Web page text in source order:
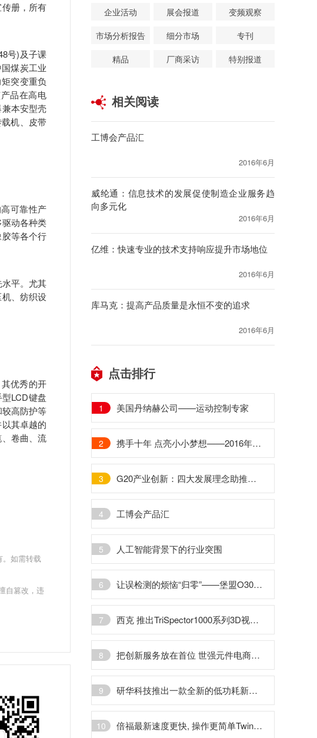
册，所有
号)及子课
煤炭工业
突变重负
品在高电
本安型壳
机、皮带
可靠性产
动各种类
等各个行
平。尤其
、纺织设
优秀的开
LCD键盘
高防护等
其卓越的
卷曲、流
。如需转载
自篡改，违
企业活动
展会报道
变频观察
市场分析报告
细分市场
专刊
精品
厂商采访 特别报道
相关阅读
工博会产品汇
2016年6月
威纶通：信息技术的发展促使制造企业服务趋
向多元化
2016年6月
亿维：快速专业的技术支持响应提升市场地位
2016年6月
库马克：提高产品质量是永恒不变的追求
2016年6月
点击排行
1 美国丹纳赫公司——运动控制专家
2 携手十年 点亮小小梦想——2016年美国邦纳希望小学公益夏令营成功举办
3 G20产业创新：四大发展理念助推中国制造业转型升级
4 工博会产品汇
5 人工智能背景下的行业突围
6 让误检测的烦恼“归零”——堡盟O300光电传感器在传送带上物品检测中的应用
7 西克 推出TriSpector1000系列3D视觉传感器
8 把创新服务放在首位 世强元件电商致力于打造电子行业百科全书
9 研华科技推出一款全新的低功耗新品SOM-3568
10 倍福最新速度更快, 操作更简单TwinCAT HMI